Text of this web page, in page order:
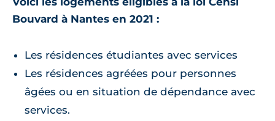
Bouvard à Nantes en 2021 :
Les résidences étudiantes avec services
Les résidences agréées pour personnes
âgées ou en situation de dépendance avec
services.